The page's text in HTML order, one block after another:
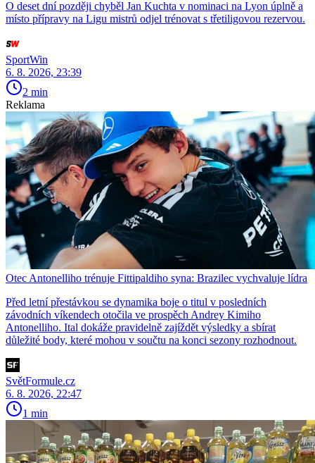
O deset dní později chyběl Jan Kuchta v nominaci na Lyon úplně a
místo přípravy na Ligu mistrů odjel trénovat s třetiligovou rezervou.
SportWin
6. 8. 2026, 23:39
2 min
Reklama
Otec Antonelliho trénuje Fittipaldiho syna: Brazilec vychvaluje lídra
Před letní přestávkou se dynamika boje o titul v posledních
závodních víkendech otočila ve prospěch Andrey Kimiho
Antonelliho. Ital dokáže pravidelně zajíždět výsledky a sbírat
důležité body, které mohou v součtu na konci sezony rozhodnout.
SvětFormule.cz
6. 8. 2026, 22:47
1 min